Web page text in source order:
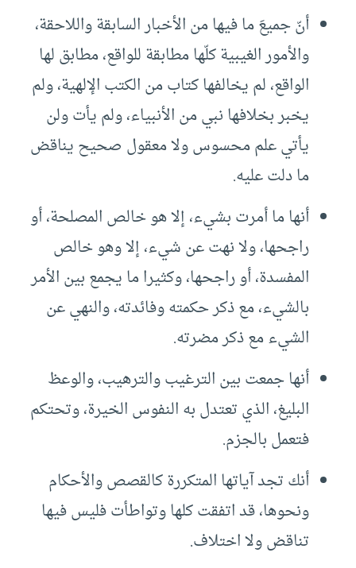
أنّ جميعَ ما فيها من الأخبار السابقة واللاحقة،
والأمور الغيبية كلّها مطابقة للواقع، مطابق لها
الواقع، لم يخالفها كتاب من الكتب الإلهية، ولم
يخبر بخلافها نبي من الأنبياء، ولم يأت ولن
يأتي علم محسوس ولا معقول صحيح يناقض
ما دلت عليه.
أنها ما أمرت بشيء، إلا هو خالص المصلحة، أو
راجحها، ولا نهت عن شيء، إلا وهو خالص
المفسدة، أو راجحها، وكثيرا ما يجمع بين الأمر
بالشيء، مع ذكر حكمته وفائدته، والنهي عن
الشيء مع ذكر مضرته.
أنها جمعت بين الترغيب والترهيب، والوعظ
البليغ، الذي تعتدل به النفوس الخيرة، وتحتكم
فتعمل بالجزم.
أنك تجد آياتها المتكررة كالقصص والأحكام
ونحوها، قد اتفقت كلها وتواطأت فليس فيها
تناقض ولا اختلاف.